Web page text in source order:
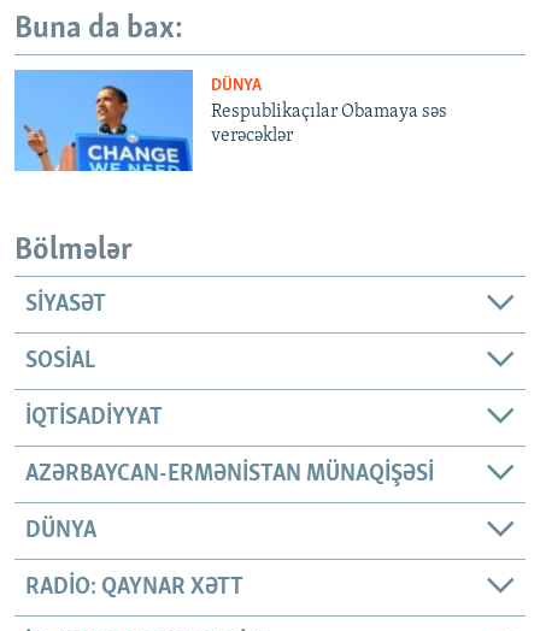
Buna da bax:
DÜNYA
Respublikaçılar Obamaya səs
verəcəklər
Bölmələr
SIYASƏT
SOSIAL
İQTISADIYYAT
AZƏRBAYCAN-ERMƏNISTAN MÜNAQIŞƏSI
DÜNYA
RADIO: QAYNAR XƏTT